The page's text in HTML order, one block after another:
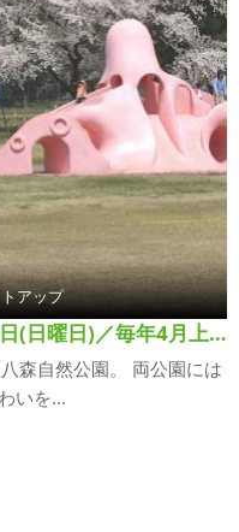
アップ
2026年4月10日(金曜日)から19日(日曜日)／毎年4月上旬から中旬
森自然公園。 両公園には
いを...